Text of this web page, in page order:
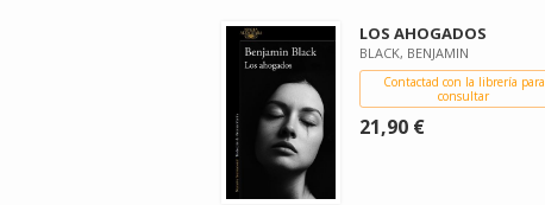
LOS AHOGADOS
BLACK, BENJAMIN
Contactad con la librería para
consultar
21,90 €